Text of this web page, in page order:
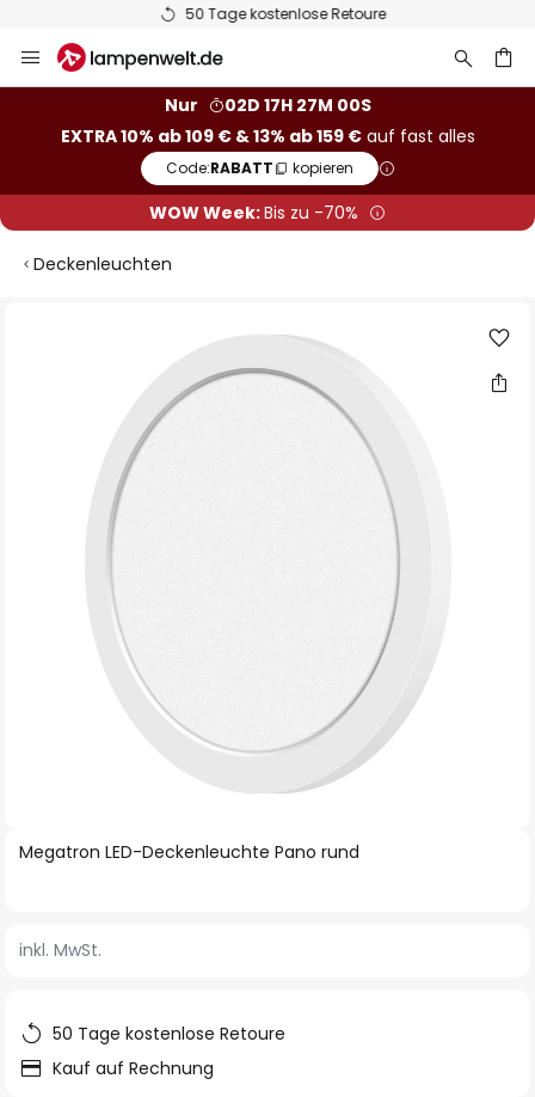
50 Tage kostenlose Retoure
Inhalt
Nur
02D 17H 27M 00S
EXTRA 10% ab 109 € & 13% ab 159 €auf fast alles
Code:RABATT kopieren
WOW Week:Bis zu -70%
Deckenleuchten
Zum
Anfang
springen
Megatron LED-Deckenleuchte Pano rund
inkl. MwSt.
50 Tage kostenlose Retoure
Kauf auf Rechnung